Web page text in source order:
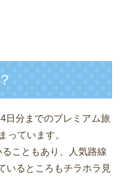
日分までのプレミアム旅
っています。
こともあり、人気路線
いるところもチラホラ見